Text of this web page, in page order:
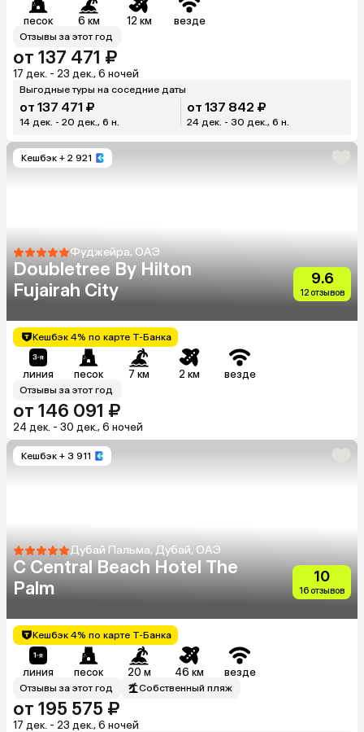
песок 6 км 12 км везде
Отзывы за этот год
от 137 471 ₽
17 дек. - 23 дек., 6 ночей
Выгодные туры на соседние даты
от 137 471 ₽
14 дек. - 20 дек., 6 н.
от 137 842 ₽
24 дек. - 30 дек., 6 н.
Кешбэк + 2 921
Фуджейра, ОАЭ
Doubletree By Hilton
Fujairah City
9.6
12 отзывов
Кешбэк 4% по карте Т-Банка
линия песок 7 км 2 км везде
Отзывы за этот год
от 146 091 ₽
24 дек. - 30 дек., 6 ночей
Кешбэк + 3 911
Дубай Пальма, Дубай, ОАЭ
C Central Beach Hotel The
Palm
10
16 отзывов
Кешбэк 4% по карте Т-Банка
линия песок 20 м 46 км везде
Отзывы за этот год Собственный пляж
от 195 575 ₽
17 дек. - 23 дек., 6 ночей